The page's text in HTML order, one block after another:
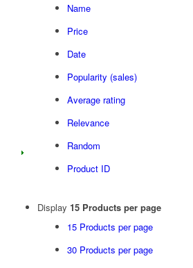
Name
Price
Date
Popularity (sales)
Average rating
Relevance
Random
Product ID
Display 15 Products per page
15 Products per page
30 Products per page